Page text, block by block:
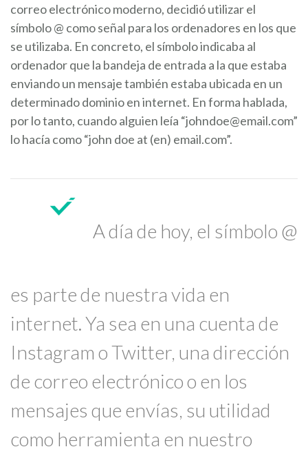
correo electrónico moderno, decidió utilizar el
símbolo @ como señal para los ordenadores en los que
se utilizaba. En concreto, el símbolo indicaba al
ordenador que la bandeja de entrada a la que estaba
enviando un mensaje también estaba ubicada en un
determinado dominio en internet. En forma hablada,
por lo tanto, cuando alguien leía “johndoe@email.com”
lo hacía como “john doe at (en) email.com”.
A día de hoy, el símbolo @
es parte de nuestra vida en
internet. Ya sea en una cuenta de
Instagram o Twitter, una dirección
de correo electrónico o en los
mensajes que envías, su utilidad
como herramienta en nuestro